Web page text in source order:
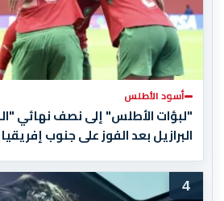
أسود الأطلس
"لبؤات الأطلس" إلى نصف نهائي
البرازيل بعد الفوز على جنوب إفريقيا
4